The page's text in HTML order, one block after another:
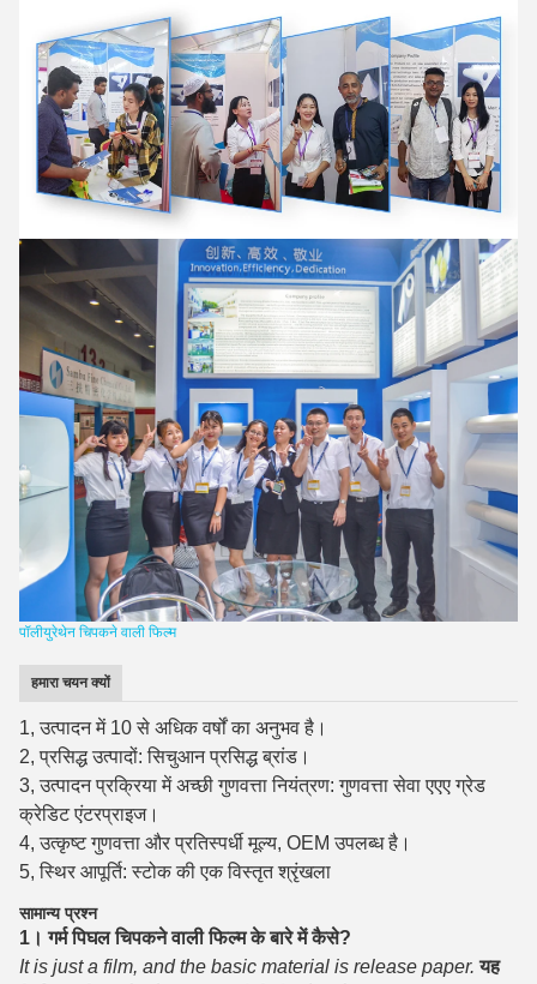
पॉलीयुरेथेन चिपकने वाली फिल्म
हमारा चयन क्यों
1, उत्पादन में 10 से अधिक वर्षों का अनुभव है।
2, प्रसिद्ध उत्पादों: सिचुआन प्रसिद्ध ब्रांड।
3, उत्पादन प्रक्रिया में अच्छी गुणवत्ता नियंत्रण: गुणवत्ता सेवा एएए ग्रेड
क्रेडिट एंटरप्राइज।
4, उत्कृष्ट गुणवत्ता और प्रतिस्पर्धी मूल्य, OEM उपलब्ध है।
5, स्थिर आपूर्ति: स्टोक की एक विस्तृत श्रृंखला
सामान्य प्रश्न
1। गर्म पिघल चिपकने वाली फिल्म के बारे में कैसे?
It is just a film, and the basic material is release paper. यह